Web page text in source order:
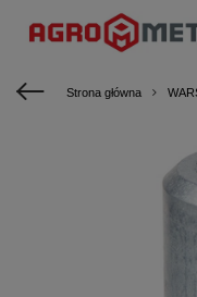
Strona główna